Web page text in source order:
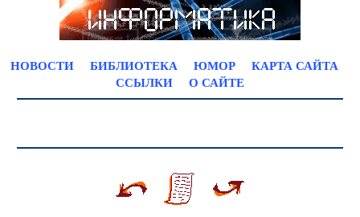
НОВОСТИ БИБЛИОТЕКА ЮМОР
КАРТА САЙТА
ССЫЛКИ
О САЙТЕ